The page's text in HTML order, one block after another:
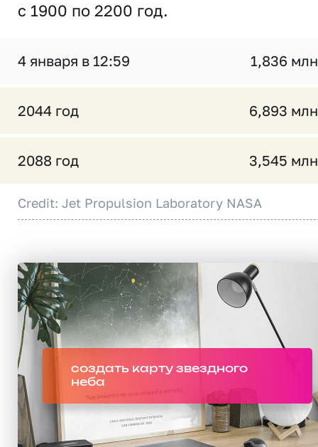
с 1900 по 2200 год.
4 января в 12:59 1,836
2044 год 6,893
2088 год 3,545
Credit: Jet Propulsion Laboratory NASA
создать карту звездного
неба